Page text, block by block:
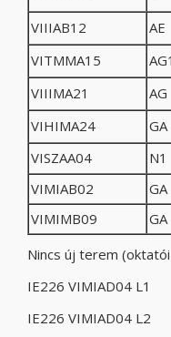
VIIIAB12
AE
VITMMA15
AG1
VIIIMA21
AG
VIHIMA24
GA
VISZAA04
N1
VIMIAB02
GA
VIMIMB09
GA
Nincs új terem
IE226 VIMIAD04
IE226 VIMIAD04